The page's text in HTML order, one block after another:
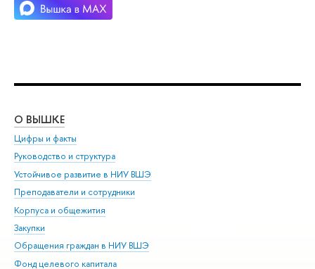
О ВЫШКЕ
Цифры и факты
Руководство и структура
Устойчивое развитие в НИУ ВШЭ
Преподаватели и сотрудники
Корпуса и общежития
Закупки
Обращения граждан в НИУ ВШЭ
Фонд целевого капитала